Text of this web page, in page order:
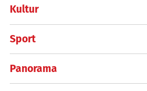
Kultur
Sport
Panorama